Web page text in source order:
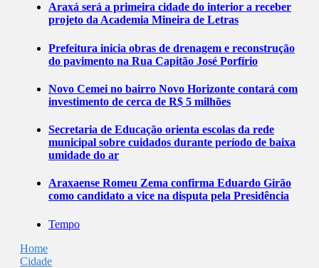
Araxá será a primeira cidade do interior a receber
projeto da Academia Mineira de Letras
Prefeitura inicia obras de drenagem e reconstrução
do pavimento na Rua Capitão José Porfírio
Novo Cemei no bairro Novo Horizonte contará com
investimento de cerca de R$ 5 milhões
Secretaria de Educação orienta escolas da rede
municipal sobre cuidados durante período de baixa
umidade do ar
Araxaense Romeu Zema confirma Eduardo Girão
como candidato a vice na disputa pela Presidência
Tempo
Home
Cidade